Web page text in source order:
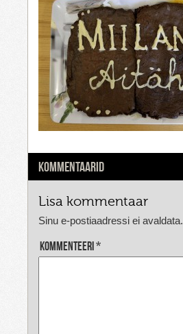
KOMMENTAARID
Lisa kommentaar
Sinu e-postiaadressi ei avaldata.
Kommenteeri*